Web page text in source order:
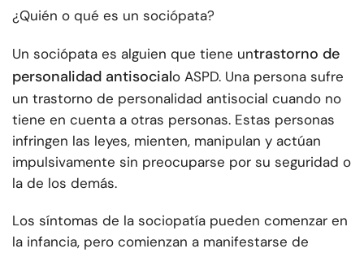
¿Quién o qué es un sociópata?
Un sociópata es alguien que tiene untrastorno de
personalidad antisocialo ASPD. Una persona sufre
un trastorno de personalidad antisocial cuando no
tiene en cuenta a otras personas. Estas personas
infringen las leyes, mienten, manipulan y actúan
impulsivamente sin preocuparse por su seguridad o
la de los demás.
Los síntomas de la sociopatía pueden comenzar en
la infancia, pero comienzan a manifestarse de